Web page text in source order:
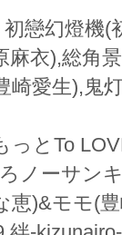
戀幻燈機
衣),総角
崎愛生),鬼
っとTo
ノーサン
恵)&モモ(